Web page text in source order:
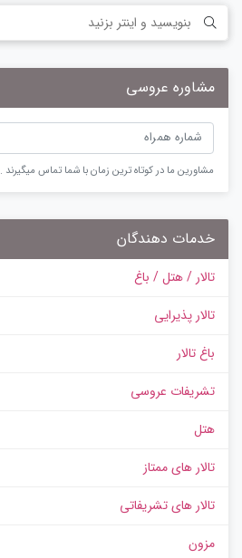
مشاوره عروسی
مشاورین ما در کوتاه ترین زمان با شما تماس میگیرند .
خدمات دهندگان
تالار / هتل / باغ
تالار پذیرایی
باغ تالار
تشریفات عروسی
هتل
تالار های ممتاز
تالار های تشریفاتی
مزون